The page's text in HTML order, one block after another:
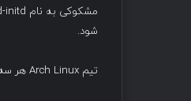
شود.
تیم Arch Linux هر سه بسته را در تاریخ ۱۸ جولای، حدود ساعت ۶ عصر به وقت UTC+2 حذف کرد.